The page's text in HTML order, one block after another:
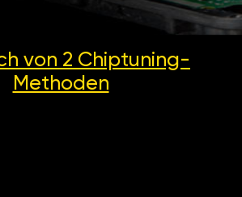
von 2 Chiptuning-
Methoden